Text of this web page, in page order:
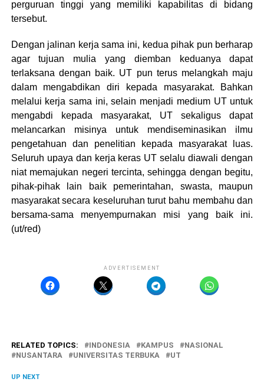
perguruan tinggi yang memiliki kapabilitas di bidang
tersebut.
Dengan jalinan kerja sama ini, kedua pihak pun berharap
agar tujuan mulia yang diemban keduanya dapat
terlaksana dengan baik. UT pun terus melangkah maju
dalam mengabdikan diri kepada masyarakat. Bahkan
melalui kerja sama ini, selain menjadi medium UT untuk
mengabdi kepada masyarakat, UT sekaligus dapat
melancarkan misinya untuk mendiseminasikan ilmu
pengetahuan dan penelitian kepada masyarakat luas.
Seluruh upaya dan kerja keras UT selalu diawali dengan
niat memajukan negeri tercinta, sehingga dengan begitu,
pihak-pihak lain baik pemerintahan, swasta, maupun
masyarakat secara keseluruhan turut bahu membahu dan
bersama-sama menyempurnakan misi yang baik ini.
(ut/red)
ADVERTISEMENT
RELATED TOPICS: INDONESIA KAMPUS
NASIONAL
NUSANTARA
UNIVERSITAS TERBUKA UT
UP NEXT